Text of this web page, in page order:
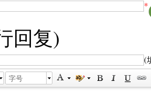
*
回复)
(
字号